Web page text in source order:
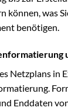
können, was
benötigen.
Netzplans in
Enddaten